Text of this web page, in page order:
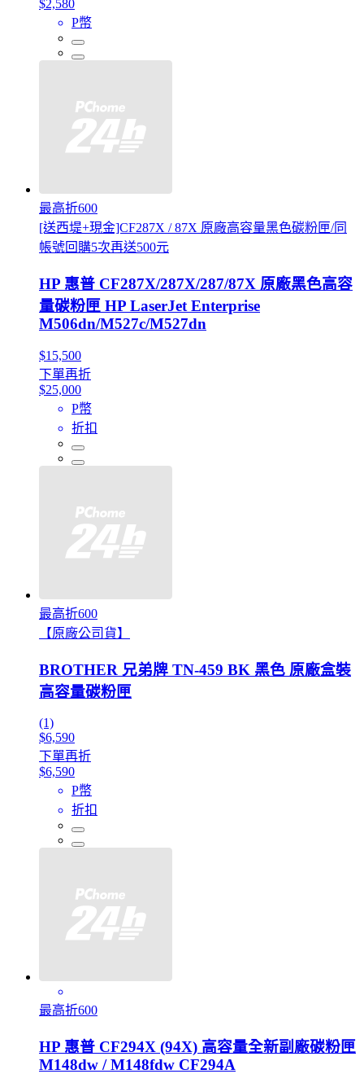
$2,580
P幣
最高折600
[送西堤+現金]CF287X / 87X 原廠高容量黑色碳粉匣/同
帳號回購5次再送500元
HP 惠普 CF287X/287X/287/87X 原廠黑色高容
量碳粉匣 HP LaserJet Enterprise
M506dn/M527c/M527dn
$15,500
下單再折
$25,000
P幣
折扣
最高折600
【原廠公司貨】
BROTHER 兄弟牌 TN-459 BK 黑色 原廠盒裝
高容量碳粉匣
(1)
$6,590
下單再折
$6,590
P幣
折扣
最高折600
HP 惠普 CF294X (94X) 高容量全新副廠碳粉匣
M148dw / M148fdw CF294A